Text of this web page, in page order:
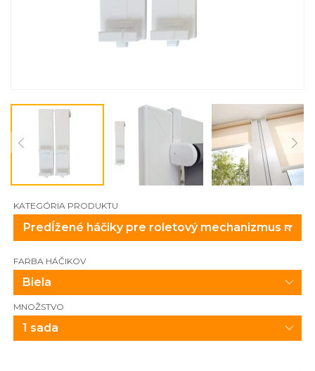
KATEGÓRIA PRODUKTU
FARBA HÁČIKOV
Biela
MNOŽSTVO
1 sada